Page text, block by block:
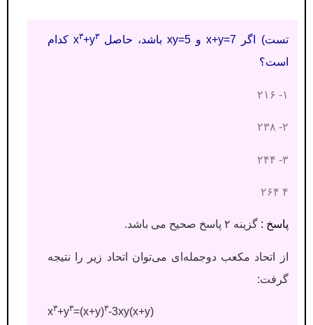
تست) اگر x+y=7 و xy=5 باشد، حاصل x ۳+y۳
کدام
است؟
۱- ۲۱۶
۲- ۲۳۸
۳- ۲۴۴
۴ ۲۶۴
پاسخ : گزینه ۲ پاسخ صحیح می باشد.
از اتحاد مکعب دوجمله‌ای می‌توان اتحاد زیر را نتیجه
گرفت:
x۳+y۳=(x+y)۳-3xy(x+y)